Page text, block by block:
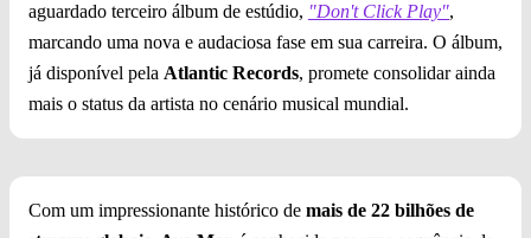
aguardado terceiro álbum de estúdio, "Don't Click Play",
marcando uma nova e audaciosa fase em sua carreira. O álbum,
já disponível pela Atlantic Records, promete consolidar ainda
mais o status da artista no cenário musical mundial.
Com um impressionante histórico de mais de 22 bilhões de